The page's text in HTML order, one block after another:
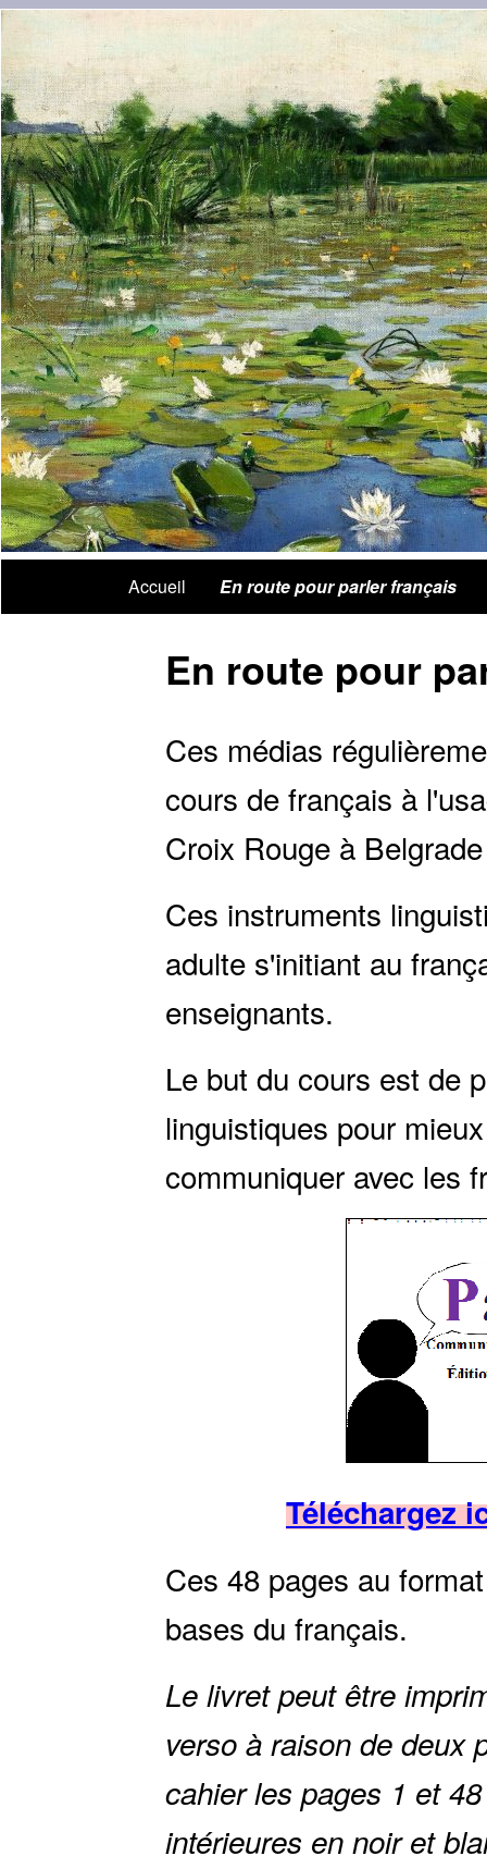
Accueil En route pour parler français
En route pour
Ces médias
cours de français à
Croix Rouge à
Ces instruments
adulte s'initiant au
enseignants.
Le but du cours est de
linguistiques pour
communiquer avec les
Téléchargez
Ces 48 pages au
bases du français.
Le livret peut être
verso à raison de deux
cahier les pages 1 et
intérieures en noir et